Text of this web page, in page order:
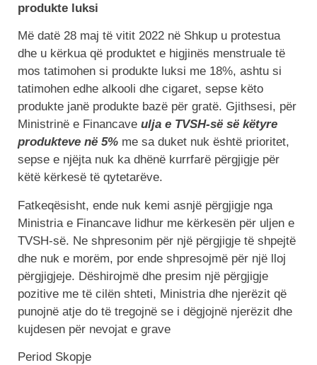
produkte luksi
Më datë 28 maj të vitit 2022 në Shkup u protestua
dhe u kërkua që produktet e higjinës menstruale të
mos tatimohen si produkte luksi me 18%, ashtu si
tatimohen edhe alkooli dhe cigaret, sepse këto
produkte janë produkte bazë për gratë. Gjithsesi, për
Ministrinë e Financave ulja e TVSH-së së këtyre
produkteve në 5% me sa duket nuk është prioritet,
sepse e njëjta nuk ka dhënë kurrfarë përgjigje për
këtë kërkesë të qytetarëve.
Fatkeqësisht, ende nuk kemi asnjë përgjigje nga
Ministria e Financave lidhur me kërkesën për uljen e
TVSH-së. Ne shpresonim për një përgjigje të shpejtë
dhe nuk e morëm, por ende shpresojmë për një lloj
përgjigjeje. Dëshirojmë dhe presim një përgjigje
pozitive me të cilën shteti, Ministria dhe njerëzit që
punojnë atje do të tregojnë se i dëgjojnë njerëzit dhe
kujdesen për nevojat e grave
Period Skopje